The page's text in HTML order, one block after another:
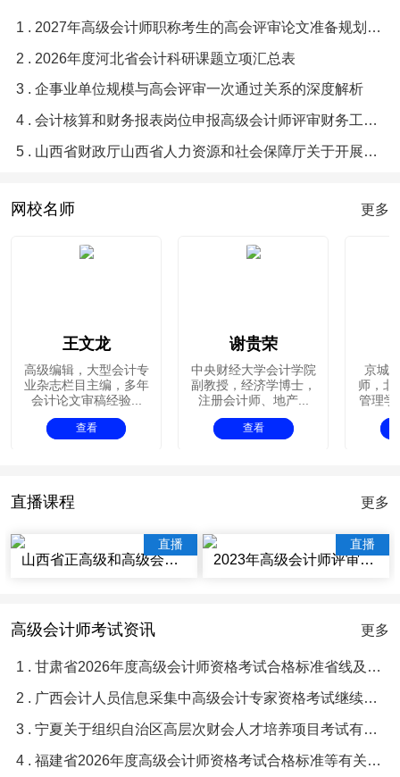
1 . 2027年高级会计师职称考生的高会评审论文准备规划指南
2 . 2026年度河北省会计科研课题立项汇总表
3 . 企事业单位规模与高会评审一次通过关系的深度解析
4 . 会计核算和财务报表岗位申报高级会计师评审财务工作业绩梳理提炼优化润色辅导
5 . 山西省财政厅山西省人力资源和社会保障厅关于开展2026年度全省会计系列高级职称评审工作通知
网校名师 更多
王文龙
高级编辑，大型会计专
业杂志栏目主编，多年
会计论文审稿经验...
查看
谢贵荣
中央财经大学会计学院
副教授，经济学博士，
注册会计师、地产...
查看
京城
师，北
管理学
直播课程 更多
直播
山西省正高级和高级会计师评审辅导视频讲座
直播
2023年高级会计师评审辅导视频课程
高级会计师考试资讯 更多
1 . 甘肃省2026年度高级会计师资格考试合格标准省线及及格人员名单等有关问题的通知
2 . 广西会计人员信息采集中高级会计专家资格考试继续教育常见问题与解答
3 . 宁夏关于组织自治区高层次财会人才培养项目考试有关事项的通知
4 . 福建省2026年度高级会计师资格考试合格标准等有关问题的通知